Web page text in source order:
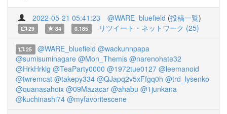
2022-05-21 05:41:23 @WARE_bluefield (投稿一覧)
29 84 0.185 リツイート・ネットワーク (25)
25 @WARE_bluefield @wackunnpapa
@sumisuminagare @Mon_Themis @narenohate32
@HrkHrklg @TeaParty0000 @1972tue0127 @leemanoid
@twremcat @takepy334 @QJapq2v5xFfgq0h @trd_lysenko
@quanasahoix @09Mazacar @ahabu @1junkana
@kuchinashi74 @myfavoritescene